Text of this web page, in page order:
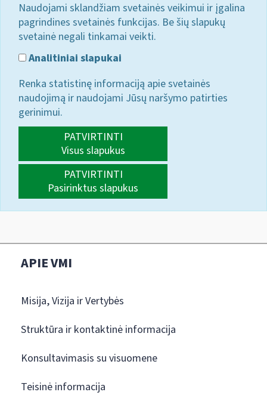
Naudojami sklandžiam svetainės veikimui ir įgalina
pagrindines svetainės funkcijas. Be šių slapukų
svetainė negali tinkamai veikti.
Analitiniai slapukai
Renka statistinę informaciją apie svetainės
naudojimą ir naudojami Jūsų naršymo patirties
gerinimui.
PATVIRTINTI
Visus slapukus
PATVIRTINTI
Pasirinktus slapukus
APIE VMI
Misija, Vizija ir Vertybės
Struktūra ir kontaktinė informacija
Konsultavimasis su visuomene
Teisinė informacija